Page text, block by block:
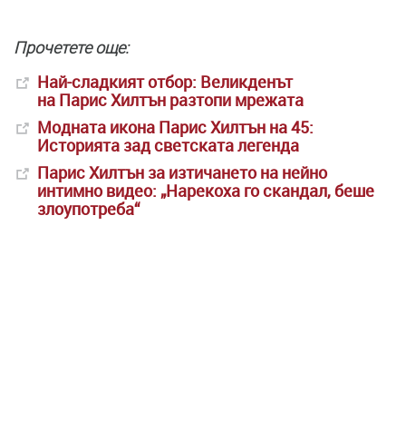
Прочетете още:
Най-сладкият отбор: Великденът
на Парис Хилтън разтопи мрежата
Модната икона Парис Хилтън на 45:
Историята зад светската легенда
Парис Хилтън за изтичането на нейно
интимно видео: „Нарекоха го скандал, беше
злоупотреба“